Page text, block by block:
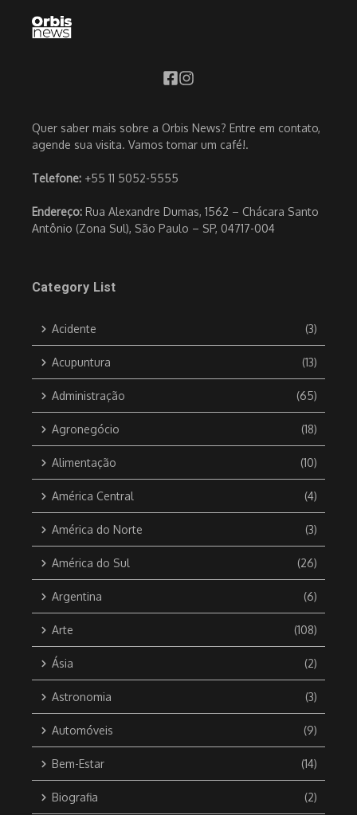
Quer saber mais sobre a Orbis News? Entre em contato,
agende sua visita. Vamos tomar um café!.
Telefone: +55 11 5052-5555
Endereço: Rua Alexandre Dumas, 1562 – Chácara Santo
Antônio (Zona Sul), São Paulo – SP, 04717-004
Category List
Acidente (3)
Acupuntura (13)
Administração (65)
Agronegócio (18)
Alimentação (10)
América Central (4)
América do Norte (3)
América do Sul (26)
Argentina (6)
Arte (108)
Ásia (2)
Astronomia (3)
Automóveis (9)
Bem-Estar (14)
Biografia (2)